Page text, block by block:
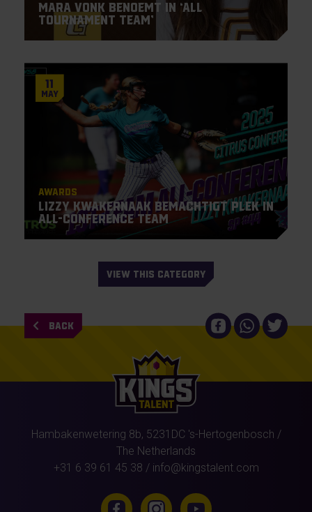
Mara Vonk benoemt in ‘All
Tournament Team’
11
May
Awards
Lizzy Kwakernaak bemachtigt plek in
All-Conference Team
VIEW THIS CATEGORY
BACK
Hambakenwetering 8b, 5231DC 's-Hertogenbosch /
The Netherlands
+31 6 39 61 45 38 / info@kingstalent.com